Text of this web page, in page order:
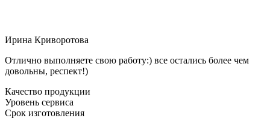
Ирина Криворотова
Отлично выполняете свою работу:) все остались более чем
довольны, респект!)
Качество продукции
Уровень сервиса
Срок изготовления